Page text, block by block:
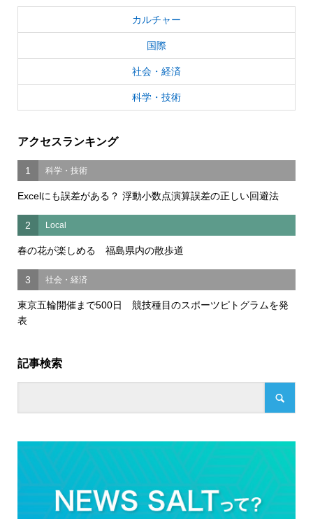
カルチャー
国際
社会・経済
科学・技術
アクセスランキング
1 科学・技術
Excelにも誤差がある？ 浮動小数点演算誤差の正しい回避法
2 Local
春の花が楽しめる 福島県内の散歩道
3 社会・経済
東京五輪開催まで500日 競技種目のスポーツピトグラムを発
表
記事検索